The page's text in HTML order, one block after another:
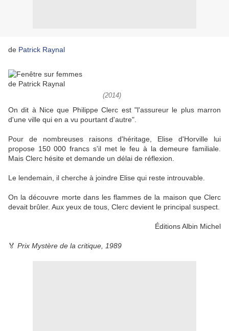
de Patrick Raynal
(2014)
On dit à Nice que Philippe Clerc est "l'assureur le plus marron
d'une ville qui en a vu pourtant d'autre".
Pour de nombreuses raisons d'héritage, Elise d'Horville lui
propose 150 000 francs s'il met le feu à la demeure familiale.
Mais Clerc hésite et demande un délai de réflexion.
Le lendemain, il cherche à joindre Elise qui reste introuvable.
On la découvre morte dans les flammes de la maison que Clerc
devait brûler. Aux yeux de tous, Clerc devient le principal suspect.
Éditions Albin Michel
🏅 Prix Mystère de la critique, 1989